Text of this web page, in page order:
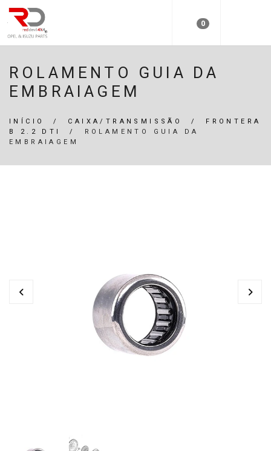
0
ROLAMENTO GUIA DA
EMBRAIAGEM
INÍCIO / CAIXA/TRANSMISSÃO / FRONTERA
B 2.2 DTI
/
ROLAMENTO GUIA DA
EMBRAIAGEM